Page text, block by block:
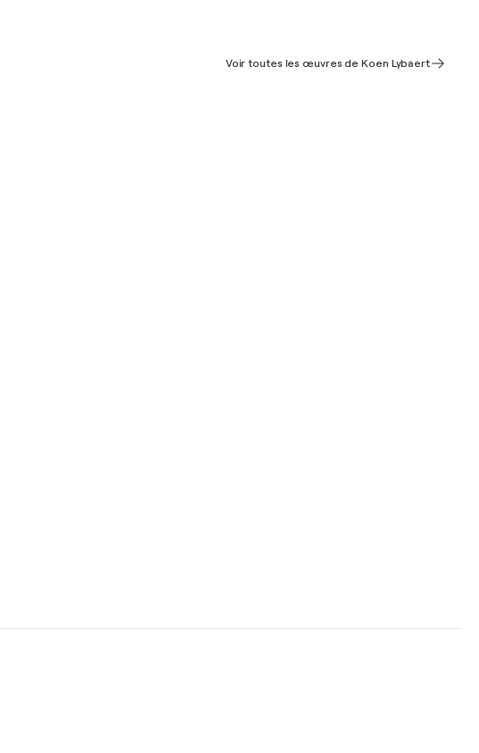
Voir toutes les œuvres de Koen Lybaert